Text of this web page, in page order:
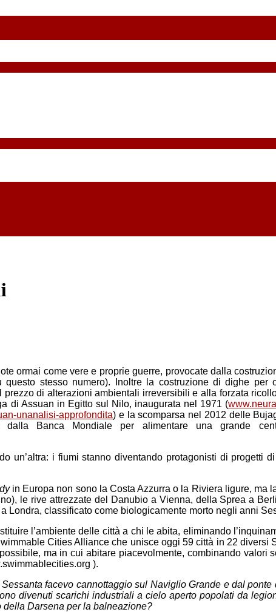
ormai come vere e proprie guerre, provocate dalla
stesso numero). Inoltre la costruzione di dighe
di alterazioni ambientali irreversibili e alla forzata
di Assuan in Egitto sul Nilo, inaugurata nel 1971 (
unanalisi-approfondita) e la scomparsa nel 2012 delle
Banca Mondiale per alimentare una grande
un’altra: i fiumi stanno diventando protagonisti di progetti
in Europa non sono la Costa Azzurra o la Riviera ligure, ma
le rive attrezzate del Danubio a Vienna, della Sprea a
Londra, classificato come biologicamente morto negli anni
l’ambiente delle città a chi le abita, eliminando
Cities Alliance che unisce oggi 59 città in 22 diversi
ma in cui abitare piacevolmente, combinando
).
facevo cannottaggio sul Naviglio Grande e dal
divenuti scarichi industriali a cielo aperto popolati da
Darsena per la balneazione?